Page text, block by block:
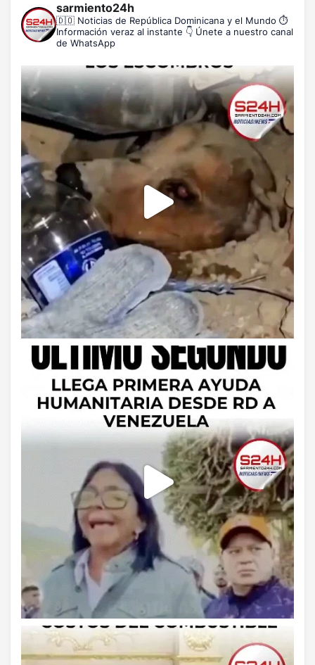
sarmiento24h
🇩🇴 Noticias de República Dominicana y el Mundo ⏱️
Información veraz al instante 👇 Únete a nuestro canal
de WhatsApp